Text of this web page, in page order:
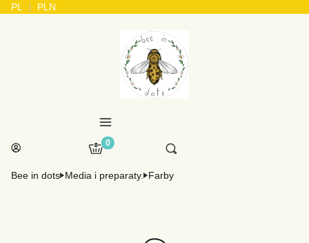
PL PLN
Menu
Zaloguj się Produkty w koszyku: 0. Zobacz szczegóły
Koszyk Otwórz wyszukiwarkę
Szukaj
Bee in dots Media i preparaty. Farby